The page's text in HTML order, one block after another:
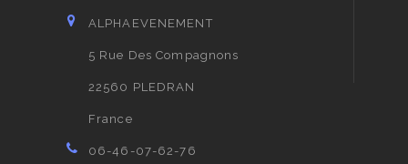
ALPHAEVENEMENT
5 Rue Des Compagnons
22560 PLEDRAN
France
06-46-07-62-76